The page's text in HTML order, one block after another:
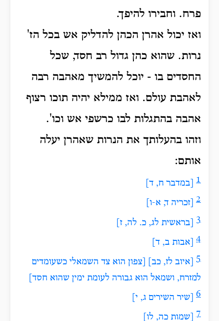
פרח. וחבירו להיפך.
ואז יכול אהרן הכהן להדליק אש בכל הז'
נרות. שהוא כהן גדול רב חסד, שכל
החסדים בו - יוכל להמשיך מאהבה רבה
לאהבת עולם. ואז ממילא יהיה תוכו רצוף
אהבה בהתגלות לבו כרשפי אש וכו'.
וזהו בהעלותך את הנרות שאהרן יעלה
אותם:
1
[במדבר ח, ד]
2
[זכריה ד, א-ו]
3
[בראשית לג, כ. לה, ז]
4
[אבות ב, ד]
5
[איוב לז, כב]
[צפון הוא צד השמאלי כשעומדים
למזרח, ושמאל הוא גבורה לעומת ימין שהוא חסד]
6
[שיר השירים ג, י]
7
[שמות כה, לו]